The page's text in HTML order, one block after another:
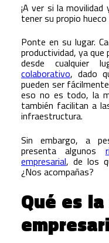
¡A ver si la
tener su propio
Ponte en su lugar.
productividad, ya
desde cualquier
colaborativo, dado
pueden ser
eso no es todo, la
también facilitan a
infraestructura.
Sin embargo, a
presenta algunos
empresarial, de los
¿Nos acompañas?
Qué es